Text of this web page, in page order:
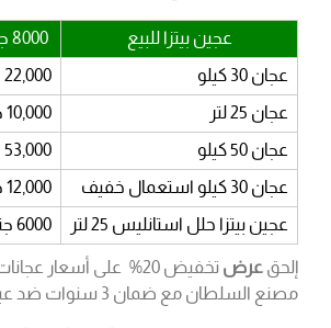
عجين بيتزا للبيع 8000 جنيه مصري
عجان 30 كيلو 22,000 جنيه مصري
عجان 25 لتر 10,000 جنيه مصري
عجان 50 كيلو 53,000 جنيه مصري
عجان 30 كيلو استعمال خفيف 12,000 جنيه مصري
عجين بيتزا حلل استانليس 25 لتر 6000 جنيه
إلحق عرض
تخفيض 20% على أسعار
مصنع السلطان مع ضمان 3 سنوات ضد عيوب الصناعة.